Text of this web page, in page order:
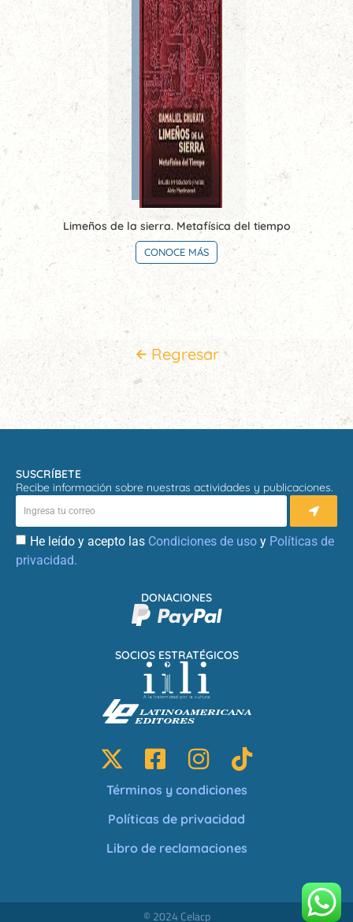
Limeños de la sierra. Metafísica del tiempo
CONOCE MÁS
Regresar
SUSCRÍBETE
Recibe información sobre nuestras actividades y publicaciones.
He leído y acepto las Condiciones de uso y Políticas de
privacidad.
SOCIOS ESTRATÉGICOS
DONACIONES
Términos y condiciones
Políticas de privacidad
Libro de reclamaciones
© 2024 Celacp